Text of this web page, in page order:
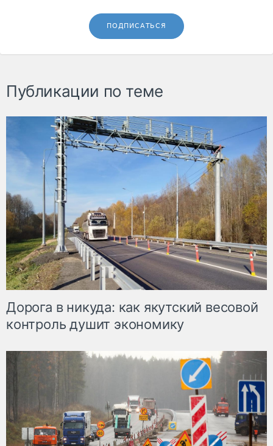
ПОДПИСАТЬСЯ
Публикации по теме
Дорога в никуда: как якутский весовой
контроль душит экономику